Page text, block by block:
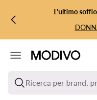
VAI AL CONTENUTO
VAI ALLA RICERCA
L'ultimo
Ricerca per brand,